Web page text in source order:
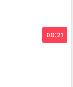
00:21